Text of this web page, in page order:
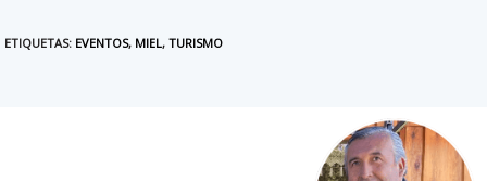
ETIQUETAS: EVENTOS, MIEL, TURISMO